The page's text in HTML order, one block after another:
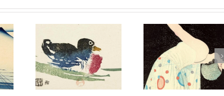
–
Le Japonisme –
Vagues de renouveau :
estampes japonaises
modernes 1900-1960
Le
HAYASHI